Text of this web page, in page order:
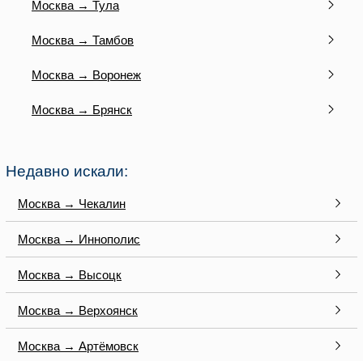
Москва → Тула
Москва → Тамбов
Москва → Воронеж
Москва → Брянск
Недавно искали:
Москва → Чекалин
Москва → Иннополис
Москва → Высоцк
Москва → Верхоянск
Москва → Артёмовск